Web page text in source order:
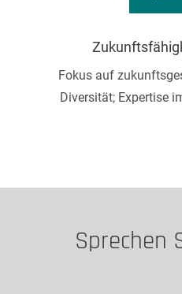
Fokus auf
Diversität; Expertise
Sprechen